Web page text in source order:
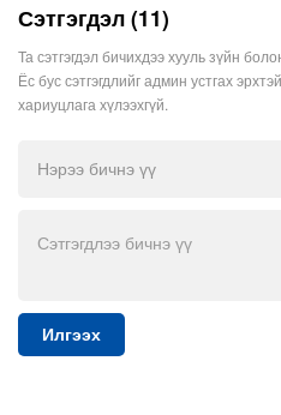
Сэтгэгдэл (11)
Та сэтгэгдэл бичихдээ хууль зүйн
Ёс бус сэтгэгдлийг админ устгах
хариуцлага хүлээхгүй.
Илгээх